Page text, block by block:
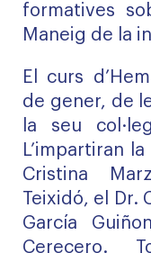
formatives
Maneig de la
El curs
de gener, de
la seu
L’impartiran
Cristina
Teixidó, el Dr.
García
Cerecero.